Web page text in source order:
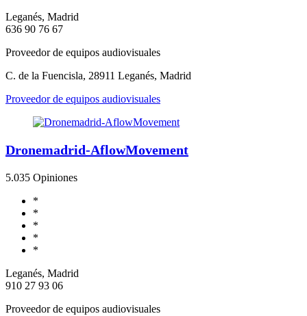
Leganés, Madrid
636 90 76 67
Proveedor de equipos audiovisuales
C. de la Fuencisla, 28911 Leganés, Madrid
Proveedor de equipos audiovisuales
Dronemadrid-AflowMovement
5.035 Opiniones
*
*
*
*
*
Leganés, Madrid
910 27 93 06
Proveedor de equipos audiovisuales